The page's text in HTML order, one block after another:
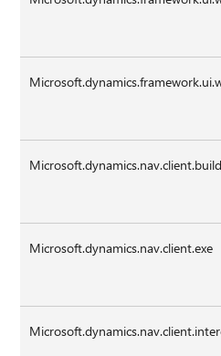
Microsoft.dynamics.nav.client.exe